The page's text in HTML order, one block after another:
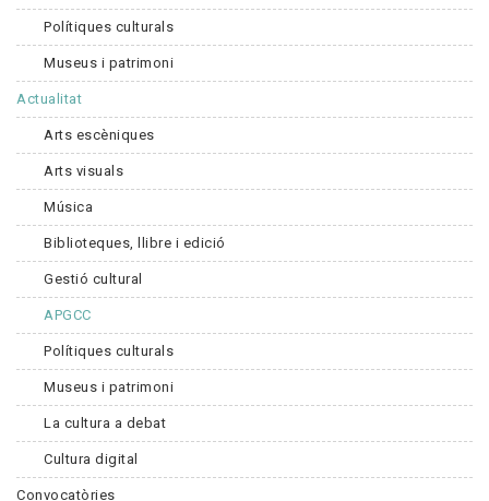
Polítiques culturals
Museus i patrimoni
Actualitat
Arts escèniques
Arts visuals
Música
Biblioteques, llibre i edició
Gestió cultural
APGCC
Polítiques culturals
Museus i patrimoni
La cultura a debat
Cultura digital
Convocatòries